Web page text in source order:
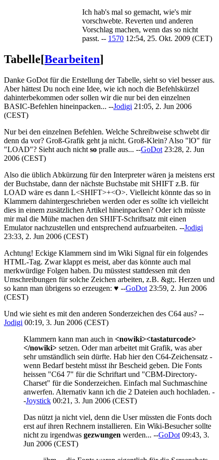
Ich hab's mal so gemacht, wie's mir
vorschwebte. Reverten und anderen
Vorschlag machen, wenn das so nicht
passt. -- 1570 12:54, 25. Okt. 2009 (CET)
Tabelle[Bearbeiten]
Danke GoDot für die Erstellung der Tabelle, sieht so viel besser aus.
Aber hättest Du noch eine Idee, wie ich noch die Befehlskürzel
dahinterbekommen oder sollen wir die nur bei den einzelnen
BASIC-Befehlen hineinpacken... --Jodigi 21:05, 2. Jun 2006
(CEST)
Nur bei den einzelnen Befehlen. Welche Schreibweise schwebt dir
denn da vor? Groß-Grafik geht ja nicht. Groß-Klein? Also "lO" für
"LOAD"? Sieht auch nicht so pralle aus... --GoDot 23:28, 2. Jun
2006 (CEST)
Also die üblich Abkürzung für den Interpreter wären ja meistens erst
der Buchstabe, dann der nächste Buchstabe mit SHIFT z.B. für
LOAD wäre es dann L<SHIFT>+<O>. Vielleicht könnte das so in
Klammern dahintergeschrieben werden oder es sollte ich vielleicht
dies in einem zusätzlichen Artikel hineinpacken? Oder ich müsste
mir mal die Mühe machen den SHIFT-Schriftsatz mit einen
Emulator nachzustellen und entsprechend aufzuarbeiten. --Jodigi
23:33, 2. Jun 2006 (CEST)
Achtung! Eckige Klammern sind im Wiki Signal für ein folgendes
HTML-Tag. Zwar klappt es meist, aber das könnte auch mal
merkwürdige Folgen haben. Du müsstest stattdessen mit den
Umschreibungen für solche Zeichen arbeiten, z.B. &gt;. Herzen und
so kann man übrigens so erzeugen: ♥ --GoDot 23:59, 2. Jun 2006
(CEST)
Und wie sieht es mit den anderen Sonderzeichen des C64 aus? --
Jodigi 00:19, 3. Jun 2006 (CEST)
Klammern kann man auch in <nowiki><tastaturcode>
</nowiki> setzen. Oder man arbeitet mit Grafik, was aber
sehr umständlich sein dürfte. Hab hier den C64-Zeichensatz -
wenn Bedarf besteht müsst ihr Bescheid geben. Die Fonts
heissen "C64 7" für die Schriftart und "CBM-Directory-
Charset" für die Sonderzeichen. Einfach mal Suchmaschine
anwerfen. Alternativ kann ich die 2 Dateien auch hochladen. -
-Joystick 00:21, 3. Jun 2006 (CEST)
Das nützt ja nicht viel, denn die User müssten die Fonts doch
erst auf ihren Rechnern installieren. Ein Wiki-Besucher sollte
nicht zu irgendwas gezwungen werden... --GoDot 09:43, 3.
Jun 2006 (CEST)